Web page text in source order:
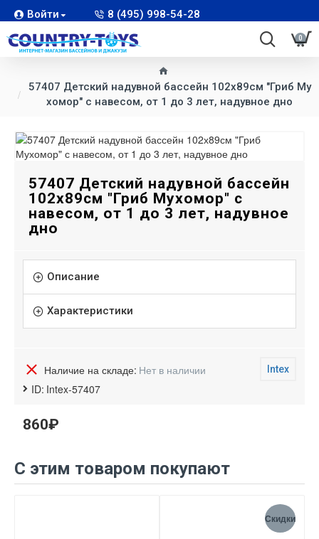
Войти 8 (495) 998-54-28
0
57407 Детский надувной бассейн 102х89см "Гриб Му
хомор" с навесом, от 1 до 3 лет, надувное дно
57407 Детский надувной бассейн
102х89см "Гриб Мухомор" с
навесом, от 1 до 3 лет, надувное
дно
Описание
Характеристики
Наличие на складе: Нет в наличии
ID: Intex-57407
Intex
860₽
С этим товаром покупают
Скидки